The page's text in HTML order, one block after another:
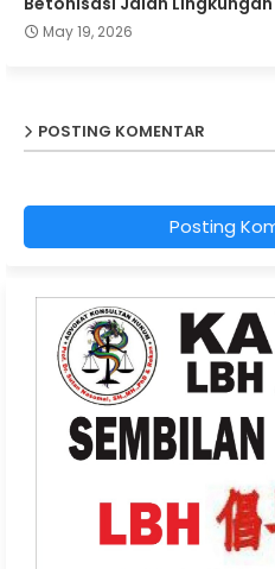
May 19, 2026
POSTING KOMENTAR
Posting